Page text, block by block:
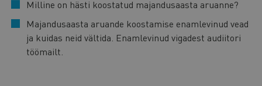
Milline on hästi koostatud majandusaasta aruanne?
Majandusaasta aruande koostamise enamlevinud vead
ja kuidas neid vältida. Enamlevinud vigadest audiitori
töömailt.